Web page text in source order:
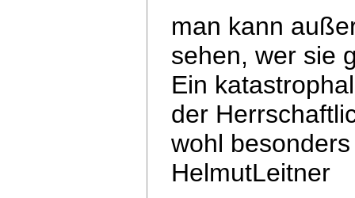
man kann
sehen, wer sie
Ein
der
wohl
HelmutLeitner